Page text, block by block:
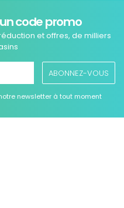
code promo
et offres, de milliers
ABONNEZ-VOUS
newsletter à tout moment